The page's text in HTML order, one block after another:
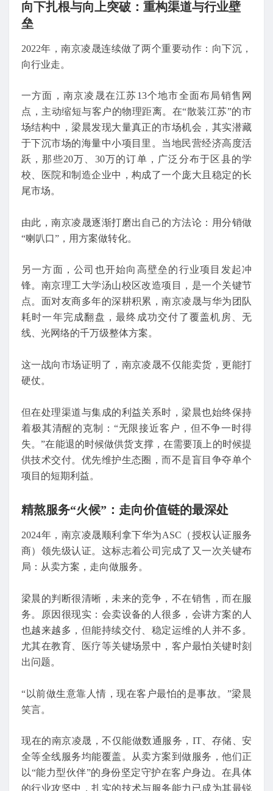
向下扎根与向上突破：重构渠道与行业壁
垒
2022年，南京凌晟连续做了两个重要动作：向下沉，
向行业走。
一方面，南京凌晟在江苏13个地市全面布局销售网
点，主动缩短与客户的物理距离。在“散装江苏”的市
场结构中，梁晨发现大量真正的市场机会，其实潜藏
于下沉市场的海量中小项目里。当地民营经济高度活
跃，那些20万、30万的订单，广泛分布于区县的学
校、医院和制造企业中，构成了一个庞大且稳定的长
尾市场。
由此，南京凌晟逐渐打磨出自己的方法论：用分销做
“喇叭口”，用方案做转化。
另一方面，公司也开始向高壁垒的行业项目发起冲
锋。南京理工大学汤山校区改造项目，是一个关键节
点。面对友商多年的深耕积累，南京凌晟与华为团队
耗时一年完成翻盘，最终成功交付了覆盖机房、无
线、光网络的千万级整体方案。
这一战向市场证明了，南京凌晟不仅能卖货，更能打
硬仗。
但在处理渠道与集成的利益关系时，梁晨也始终保持
着极其清醒的克制：“无限接近客户，但不争一时得
失。”在能退的时候做供货支撑，在需要顶上的时候提
供技术交付。优先维护生态圈，而不是盲目争夺单个
项目的短期利益。
精熬服务“火候”：走向价值链的最深处
2024年，南京凌晟顺利拿下华为ASC（授权认证服务
商）领先级认证。这标志着公司完成了又一次关键布
局：从卖方案，走向做服务。
梁晨的判断很清晰，未来的竞争，不在销售，而在服
务。原因很现实：会卖设备的人很多，会讲方案的人
也越来越多，但能持续交付、稳定运维的人并不多。
尤其在教育、医疗等关键场景中，客户最怕关键时刻
出问题。
“以前做生意靠人情，现在客户最怕的是事故。”梁晨
笑言。
现在的南京凌晟，不仅能做数通服务，IT、存储、安
全等全线服务均能覆盖。从卖方案到做服务，他们正
以“能力型伙伴”的身份坚定守护在客户身边。在具体
的行业攻坚中，扎实的技术与服务能力已成为其最锐